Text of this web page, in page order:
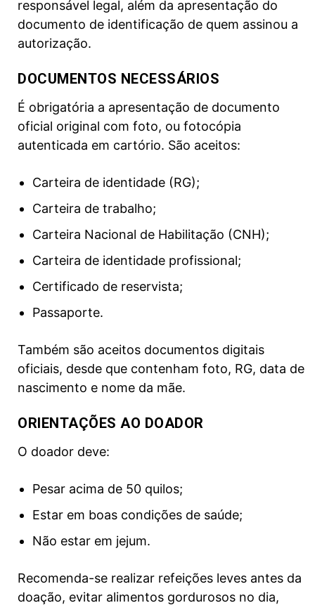
responsável legal, além da apresentação do
documento de identificação de quem assinou a
autorização.
DOCUMENTOS NECESSÁRIOS
É obrigatória a apresentação de documento
oficial original com foto, ou fotocópia
autenticada em cartório. São aceitos:
Carteira de identidade (RG);
Carteira de trabalho;
Carteira Nacional de Habilitação (CNH);
Carteira de identidade profissional;
Certificado de reservista;
Passaporte.
Também são aceitos documentos digitais
oficiais, desde que contenham foto, RG, data de
nascimento e nome da mãe.
ORIENTAÇÕES AO DOADOR
O doador deve:
Pesar acima de 50 quilos;
Estar em boas condições de saúde;
Não estar em jejum.
Recomenda-se realizar refeições leves antes da
doação, evitar alimentos gordurosos no dia,